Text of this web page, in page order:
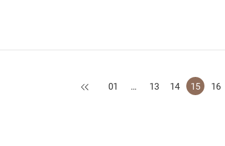
上一页
01 … 13 14 15 16